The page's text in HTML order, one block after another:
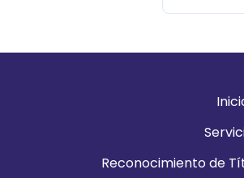
Reconocimiento de